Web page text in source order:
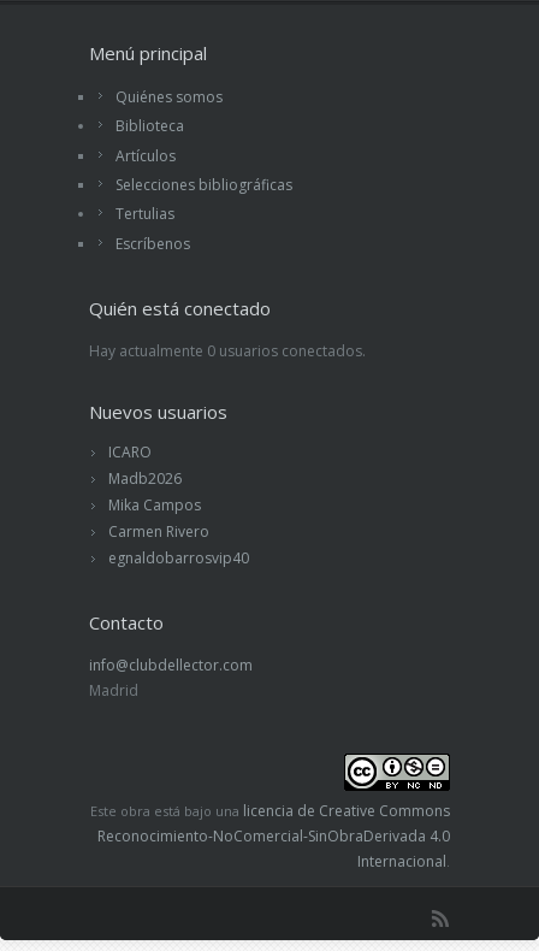
Menú principal
Quiénes somos
Biblioteca
Artículos
Selecciones bibliográficas
Tertulias
Escríbenos
Quién está conectado
Hay actualmente 0 usuarios conectados.
Nuevos usuarios
ICARO
Madb2026
Mika Campos
Carmen Rivero
egnaldobarrosvip40
Contacto
info@clubdellector.com
Madrid
Este obra está bajo una licencia de Creative Commons
Reconocimiento-NoComercial-SinObraDerivada 4.0
Internacional